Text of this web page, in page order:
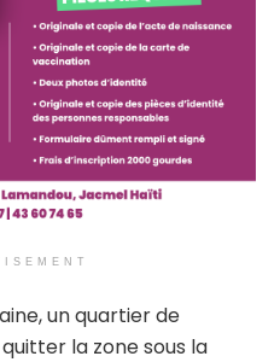
un quartier de
la zone sous la